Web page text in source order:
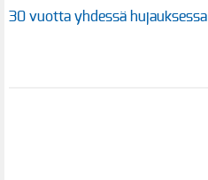
30 vuotta yhdessä hujauksessa